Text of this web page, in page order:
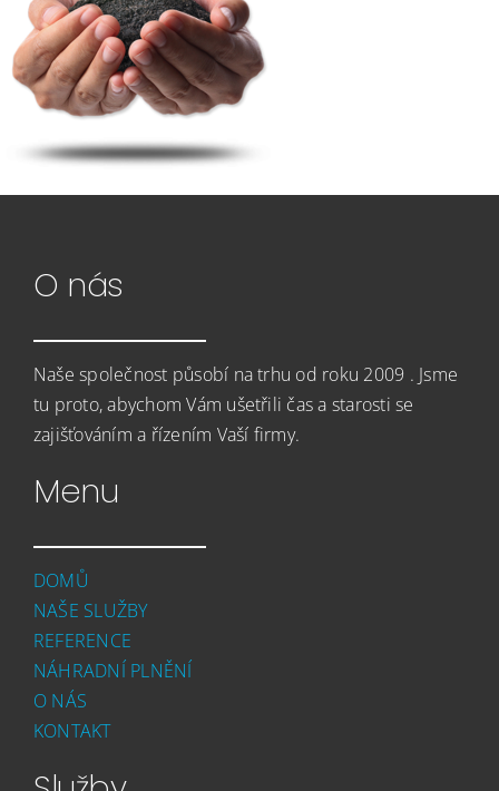
O nás
Naše společnost působí na trhu od roku 2009 . Jsme
tu proto, abychom Vám ušetřili čas a starosti se
zajišťováním a řízením Vaší firmy.
Menu
DOMŮ
NAŠE SLUŽBY
REFERENCE
NÁHRADNÍ PLNĚNÍ
O NÁS
KONTAKT